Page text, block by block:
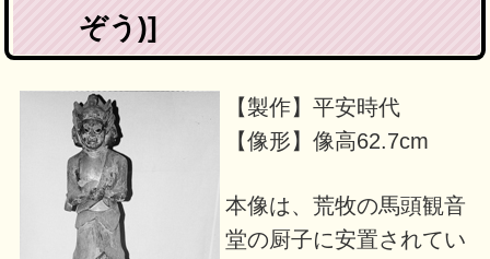
ぞう)]
【製作】平安時代
【像形】像高62.7cm
本像は、荒牧の馬頭観音
堂の厨子に安置されてい